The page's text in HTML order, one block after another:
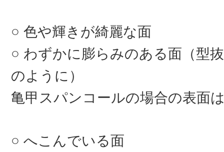
色や輝きが綺麗な面
わずかに膨らみのある面（型
のように）
亀甲スパンコールの場合の表面
へこんでいる面